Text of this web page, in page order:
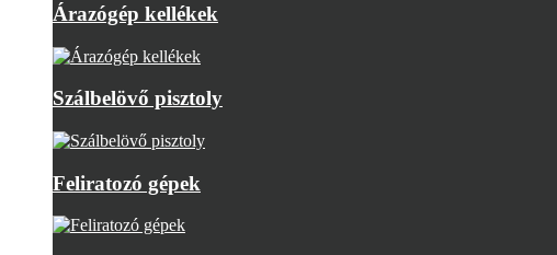
Árazógép kellékek
Szálbelövő pisztoly
Feliratozó gépek